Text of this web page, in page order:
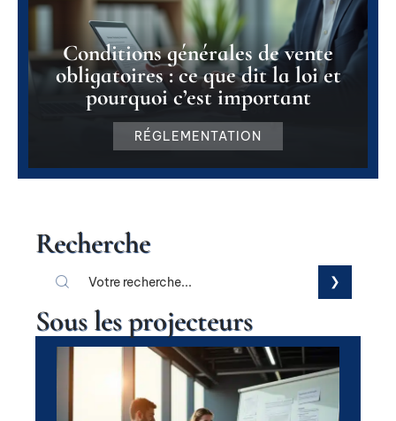
Conditions générales de vente
obligatoires : ce que dit la loi et
pourquoi c’est important
RÉGLEMENTATION
Recherche
Sous les projecteurs